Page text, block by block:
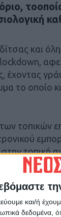
και/ή
δεδομένα,
και
έχοντας
το οποίο
τοπικών
τοπική